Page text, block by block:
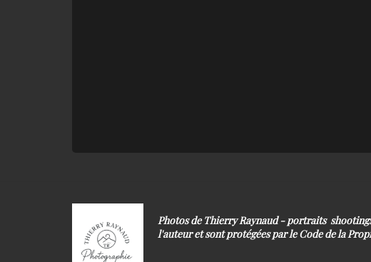
Photos de Thierry Raynaud - portraits
l'auteur et sont protégées par le Code de la